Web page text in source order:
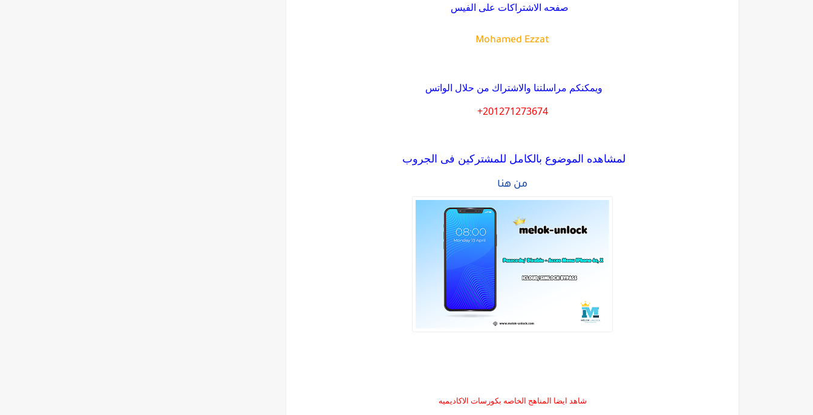
صفحه الاشتراكات على الفيس
Mohamed Ezzat
ويمكنكم مراسلتنا والاشتراك من حلال الواتس
201271273674+
لمشاهده الموضوع بالكامل للمشتركين فى الجروب
من هنا
شاهد ايضا المناهج الخاصه بكورسات الاكاديميه